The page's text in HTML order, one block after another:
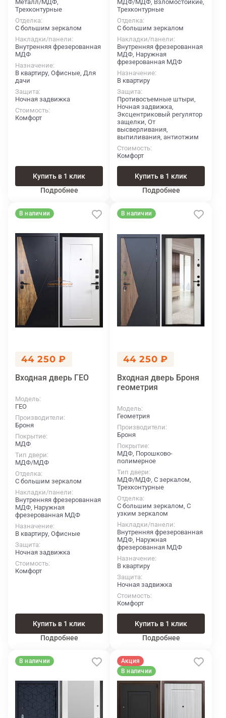
Металл/МДФ,
Трехконтурные
Отделка
С большим зеркалом
Накладки/панели
Внутренняя фрезерованная
МДФ
Назначение
В квартиру, Офисные, Для
дачи
Защита
Ночная задвижка
Стоимость
Комфорт
Купить в 1 клик
Подробнее
МДФ/МДФ, Взломостойкие,
Трехконтурные
Отделка
С большим зеркалом
Накладки/панели
Внутренняя фрезерованная
МДФ, Наружная
фрезерованная МДФ
Назначение
В квартиру
Защита
Противосъемные штыри,
Ночная задвижка,
Эксцентриковый регулятор
защелки, От
высверливания,
выпиливания, антиотжим
Стоимость
Комфорт
Купить в 1 клик
Подробнее
В наличии
44 250 ₽
Входная дверь ГЕО
Модель
ГЕО
Производители
Броня
Покрытие
МДФ
Тип двери
МДФ/МДФ
Отделка
С большим зеркалом
Накладки/панели
Внутренняя фрезерованная
МДФ, Наружная
фрезерованная МДФ
Назначение
В квартиру, Офисные
Защита
Ночная задвижка
Стоимость
Комфорт
Купить в 1 клик
Подробнее
В наличии
44 250 ₽
Входная дверь Броня
геометрия
Модель
Геометрия
Производители
Броня
Покрытие
МДФ, Порошково-
полимерное
Тип двери
МДФ/МДФ, С зеркалом,
Трехконтурные
Отделка
С большим зеркалом, С
узким зеркалом
Накладки/панели
Внутренняя фрезерованная
МДФ, Наружная
фрезерованная МДФ
Назначение
В квартиру
Защита
Ночная задвижка
Стоимость
Комфорт
Купить в 1 клик
Подробнее
В наличии
Акция
В наличии